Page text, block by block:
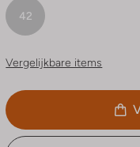
42
Vergelijkbare items